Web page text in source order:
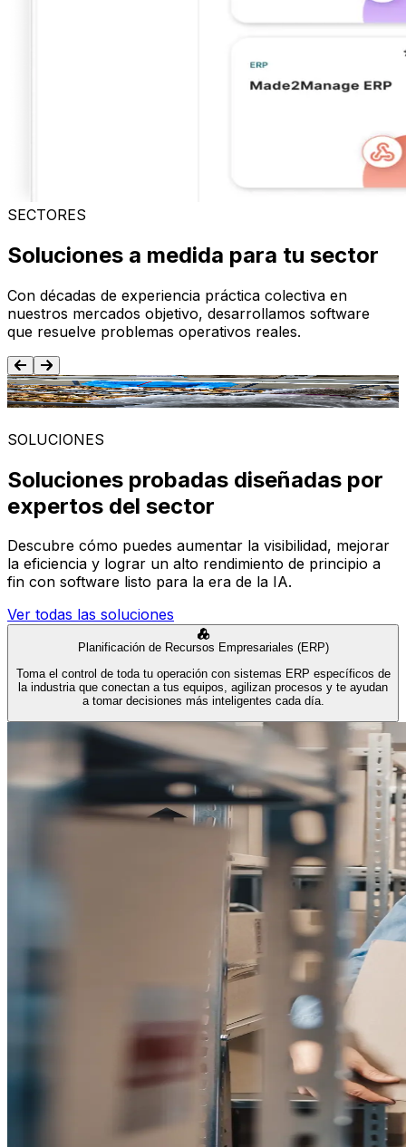
SECTORES
Soluciones a medida para tu sector
Con décadas de experiencia práctica colectiva en
nuestros mercados objetivo, desarrollamos software
que resuelve problemas operativos reales.
Alimentación y Bebida
SOLUCIONES
Soluciones probadas diseñadas por
expertos del sector
Descubre cómo puedes aumentar la visibilidad, mejorar
la eficiencia y lograr un alto rendimiento de principio a
fin con software listo para la era de la IA.
Ver todas las soluciones
Planificación de Recursos Empresariales (ERP)
Toma el control de toda tu operación con sistemas ERP específicos de
la industria que conectan a tus equipos, agilizan procesos y te ayudan
a tomar decisiones más inteligentes cada día.